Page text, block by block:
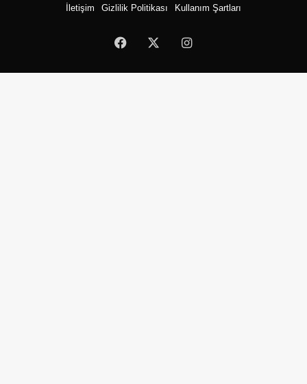
İletişim Gizlilik Politikası Kullanım Şartları
Facebook Instagram